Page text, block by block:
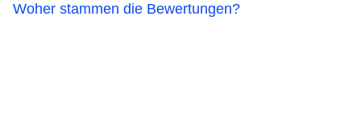
Woher stammen die Bewertungen?